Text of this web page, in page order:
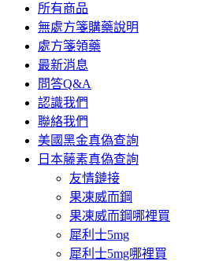
所有商品
無處方箋購藥說明
處方箋領藥
最新消息
問答Q&A
認識我們
聯絡我們
美國黑金真偽查詢
日本藤素真偽查詢
友情鏈接
果凍威而鋼
果凍威而鋼哪裡買
犀利士5mg
犀利士5mg哪裡買